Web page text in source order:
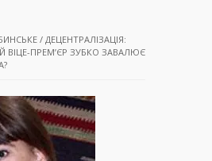
/ ДЕЦЕНТРАЛІЗАЦІЯ:
ВІЦЕ-ПРЕМ’ЄР ЗУБКО ЗАВАЛЮЄ